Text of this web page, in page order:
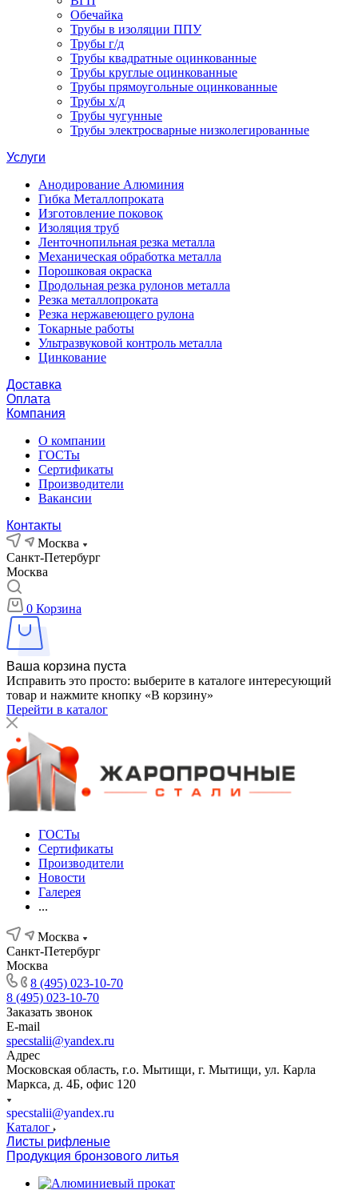
Обечайка
Трубы в изоляции ППУ
Трубы г/д
Трубы квадратные оцинкованные
Трубы круглые оцинкованные
Трубы прямоугольные оцинкованные
Трубы х/д
Трубы чугунные
Трубы электросварные низколегированные
Услуги
Анодирование Алюминия
Гибка Металлопроката
Изготовление поковок
Изоляция труб
Ленточнопильная резка металла
Механическая обработка металла
Порошковая окраска
Продольная резка рулонов металла
Резка металлопроката
Резка нержавеющего рулона
Токарные работы
Ультразвуковой контроль металла
Цинкование
Доставка
Оплата
Компания
О компании
ГОСТы
Сертификаты
Производители
Вакансии
Контакты
Москва
Санкт-Петербург
Москва
0 Корзина
Ваша корзина пуста
Исправить это просто: выберите в каталоге интересующий
товар и нажмите кнопку «В корзину»
Перейти в каталог
ГОСТы
Сертификаты
Производители
Новости
Галерея
...
Москва
Санкт-Петербург
Москва
8 (495) 023-10-70
8 (495) 023-10-70
Заказать звонок
E-mail
specstalii@yandex.ru
Адрес
Московская область, г.о. Мытищи, г. Мытищи, ул. Карла
Маркса, д. 4Б, офис 120
specstalii@yandex.ru
Каталог
Листы рифленые
Продукция бронзового литья